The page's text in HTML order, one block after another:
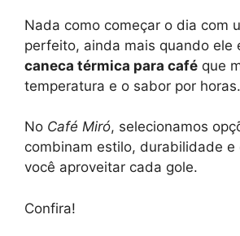
Nada como começar o dia com
perfeito, ainda mais quando ele
caneca térmica para café que
temperatura e o sabor por horas.
No Café Miró, selecionamos
combinam estilo, durabilidade e
você aproveitar cada gole.
Confira!